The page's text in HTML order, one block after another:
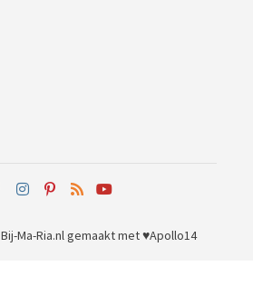
Ma-Ria.nlgemaakt met ♥Apollo14